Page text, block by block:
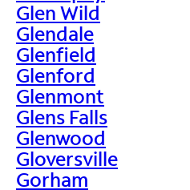
Glen Wild
Glendale
Glenfield
Glenford
Glenmont
Glens Falls
Glenwood
Gloversville
Gorham